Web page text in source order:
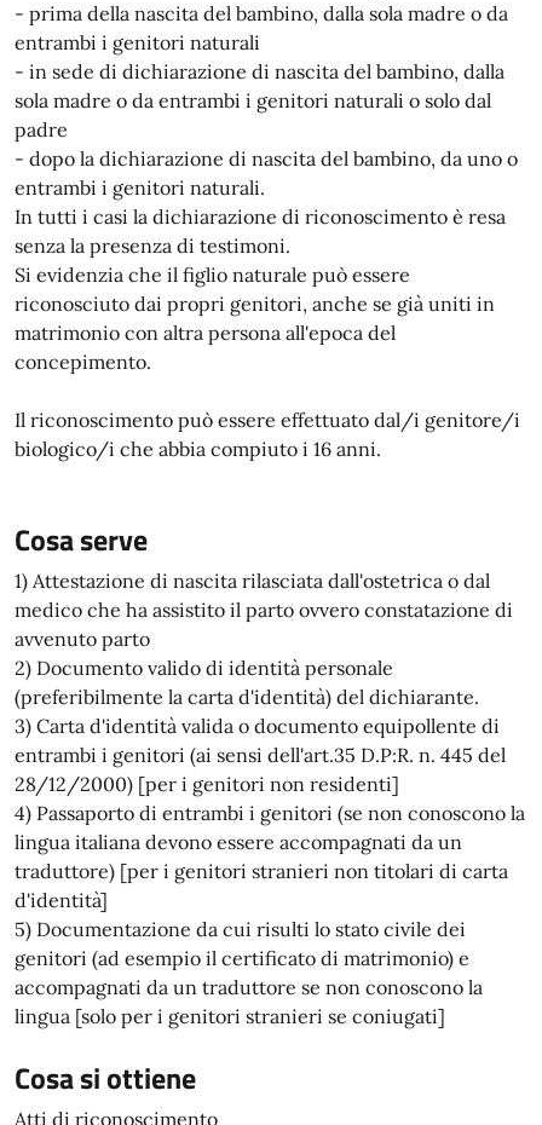
- prima della nascita del bambino, dalla sola madre o da
entrambi i genitori naturali
- in sede di dichiarazione di nascita del bambino, dalla
sola madre o da entrambi i genitori naturali o solo dal
padre
- dopo la dichiarazione di nascita del bambino, da uno o
entrambi i genitori naturali.
In tutti i casi la dichiarazione di riconoscimento è resa
senza la presenza di testimoni.
Si evidenzia che il figlio naturale può essere
riconosciuto dai propri genitori, anche se già uniti in
matrimonio con altra persona all'epoca del
concepimento.
Il riconoscimento può essere effettuato dal/i genitore/i
biologico/i che abbia compiuto i 16 anni.
Cosa serve
1) Attestazione di nascita rilasciata dall'ostetrica o dal
medico che ha assistito il parto ovvero constatazione di
avvenuto parto
2) Documento valido di identità personale
(preferibilmente la carta d'identità) del dichiarante.
3) Carta d'identità valida o documento equipollente di
entrambi i genitori (ai sensi dell'art.35 D.P:R. n. 445 del
28/12/2000) [per i genitori non residenti]
4) Passaporto di entrambi i genitori (se non conoscono la
lingua italiana devono essere accompagnati da un
traduttore) [per i genitori stranieri non titolari di carta
d'identità]
5) Documentazione da cui risulti lo stato civile dei
genitori (ad esempio il certificato di matrimonio) e
accompagnati da un traduttore se non conoscono la
lingua [solo per i genitori stranieri se coniugati]
Cosa si ottiene
Atti di riconoscimento